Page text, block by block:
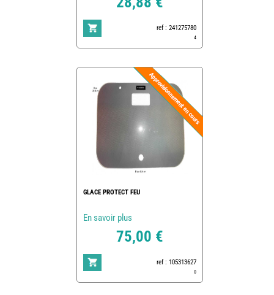
ref : 241275780
4
GLACE PROTECT FEU
En savoir plus
75,00 €
ref : 105313627
0